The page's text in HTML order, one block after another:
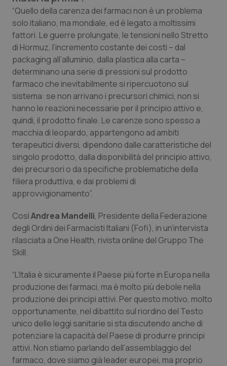
Professionisti Sanitari.AI
Abruzzo
Basilicata
Calabria
Campania
Emilia-Romagna
Friuli Venezia Giulia
Lazio
Liguria
Lombardia
Marche
Molise
Piemonte
Provincia Autonoma di Bolzano
QS Pro Gold
Artrite & artrosi
Asma & BPCO
Car-T
Colesterolo & coronaropatie
Dermatite Atopica
Diabete & glucometri
Disturbi dell’umore
Dolore
Donna & Salute
Epatiti
HIV
Infezioni & Febbre
QS Club Newsletter
“Quello della carenza dei farmaci non è un problema
solo italiano, ma mondiale, ed è legato a moltissimi
fattori. Le guerre prolungate, le tensioni nello Stretto
di Hormuz, l’incremento costante dei costi – dal
packaging all’alluminio, dalla plastica alla carta –
determinano una serie di pressioni sul prodotto
farmaco che inevitabilmente si ripercuotono sul
sistema: se non arrivano i precursori chimici, non si
hanno le reazioni necessarie per il principio attivo e,
quindi, il prodotto finale. Le carenze sono spesso a
macchia di leopardo, appartengono ad ambiti
terapeutici diversi, dipendono dalle caratteristiche del
singolo prodotto, dalla disponibilità del principio attivo,
dei precursori o da specifiche problematiche della
filiera produttiva, e dai problemi di
approvvigionamento”.
CosìAndrea Mandelli, Presidente della Federazione
degli Ordini dei Farmacisti Italiani (Fofi), in un’intervista
rilasciata a One Health, rivista online del Gruppo The
Skill.
“L’Italia è sicuramente il Paese più forte in Europa nella
produzione dei farmaci, ma è molto più debole nella
produzione dei principi attivi. Per questo motivo, molto
opportunamente, nel dibattito sul riordino del Testo
unico delle leggi sanitarie si sta discutendo anche di
potenziare la capacità del Paese di produrre principi
attivi. Non stiamo parlando dell’assemblaggio del
farmaco, dove siamo già leader europei, ma proprio